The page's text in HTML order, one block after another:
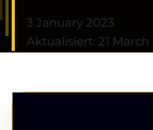
3 January 2023
Aktualisiert: 21 March